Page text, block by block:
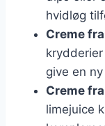
hvidløg
Creme
give en
Creme
limejuice